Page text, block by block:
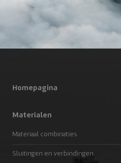
Homepagina
Materialen
Materiaal combinaties
Sluitingen en verbindingen